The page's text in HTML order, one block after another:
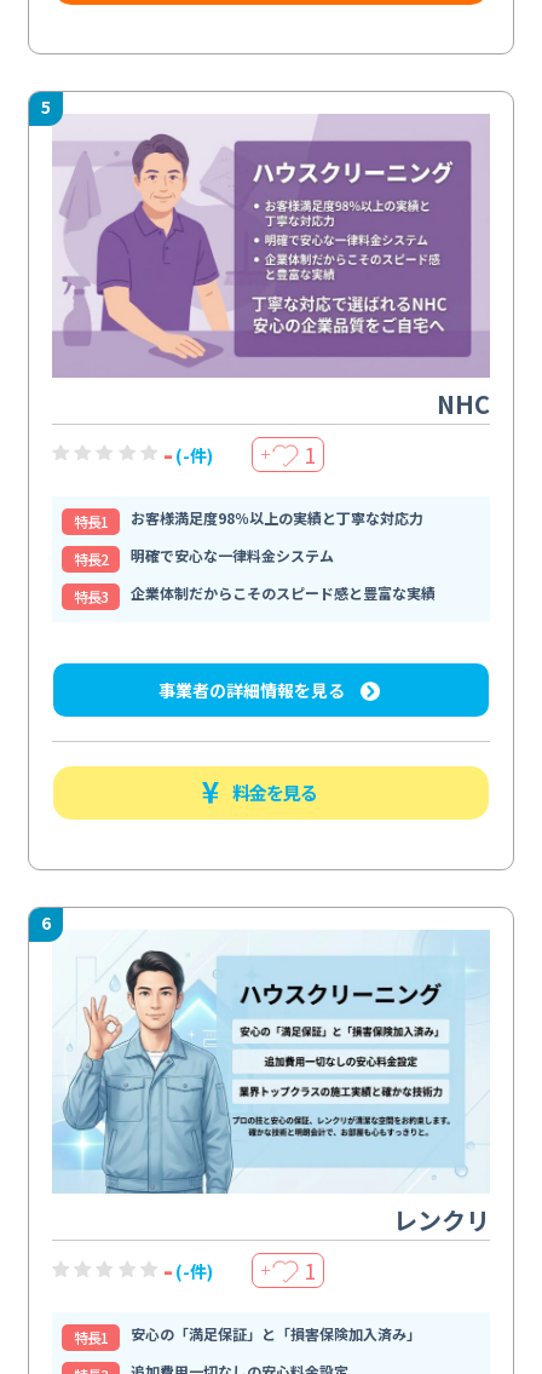
5
NHC
- (-件) ＋ 1
特⻑1
お客様満足度98％以上の実績と丁寧な対応力
特⻑2
明確で安心な一律料金システム
特⻑3
企業体制だからこそのスピード感と豊富な実績
事業者の詳細情報を見る
料金を見る
6
レンクリ
- (-件) ＋ 1
特⻑1
安心の「満足保証」と「損害保険加入済み」